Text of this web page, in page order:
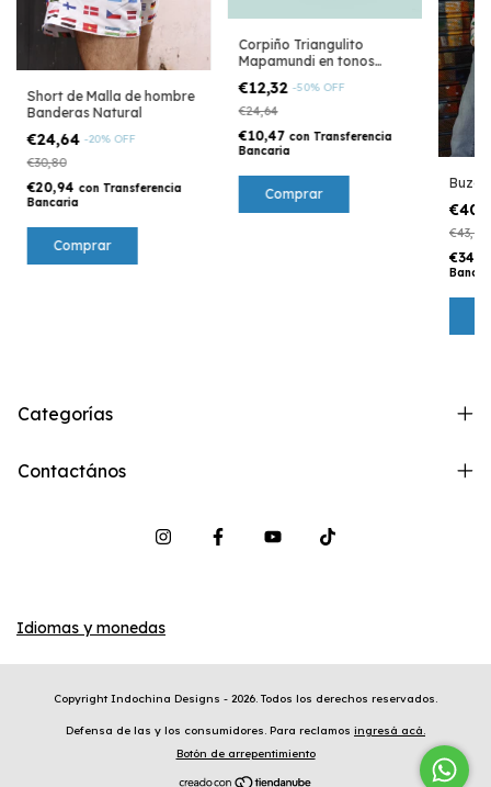
Short de Malla de hombre
Banderas Natural
€24,64 -20% OFF
€30,80
€20,94 con Transferencia
Bancaria
Comprar
Corpiño Triangulito
Mapamundi en tonos
€12,32 -50% OFF
€24,64
€10,47 con Transferencia
Bancaria
Comprar
Buzo
€43,12
Categorías
Contactános
Idiomas y monedas
Copyright Indochina Designs - 2026. Todos los derechos reservados.
Defensa de las y los consumidores. Para reclamos ingresá acá.
Botón de arrepentimiento